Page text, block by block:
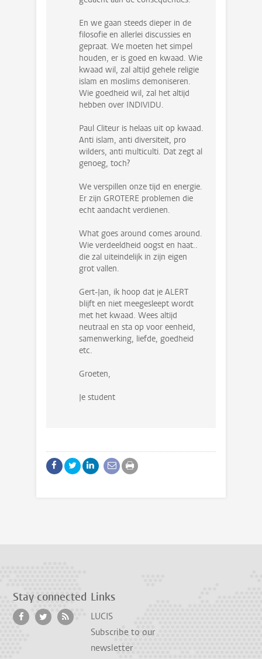
En we gaan steeds dieper in de
filosofie en allerlei discussies en
gepraat. We moeten het simpel
houden, er is goed en kwaad. Wie
kwaad wil, zal altijd gehele religie
islam en moslims demoniseren.
Wie goedheid wil, zal het altijd
hebben over INDIVIDU.
Paul Cliteur is helaas uit op kwaad.
Anti islam, anti diversiteit, pro
wilders, anti multiculti. Dat zegt al
genoeg, toch?
We verspillen onze tijd en energie.
Er zijn GROTERE problemen die
echt aandacht verdienen.
What goes around comes around.
Wie verdeeldheid oogst en haat..
die zal uiteindelijk in zijn eigen
grot vallen.
Gert-Jan, ik hoop dat je ALERT
blijft en niet meegesleept wordt
met het kwaad. Wees altijd
neutraal en sta op voor eenheid,
samenwerking, liefde, goedheid
etc.
Groeten,
Je student
Stay connected Links
LUCIS
Subscribe to our
newsletter